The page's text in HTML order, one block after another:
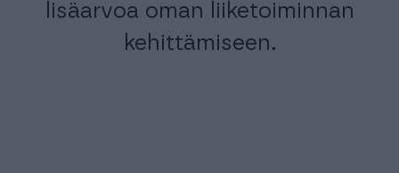
lisäarvoa oman liiketoiminnan
kehittämiseen.